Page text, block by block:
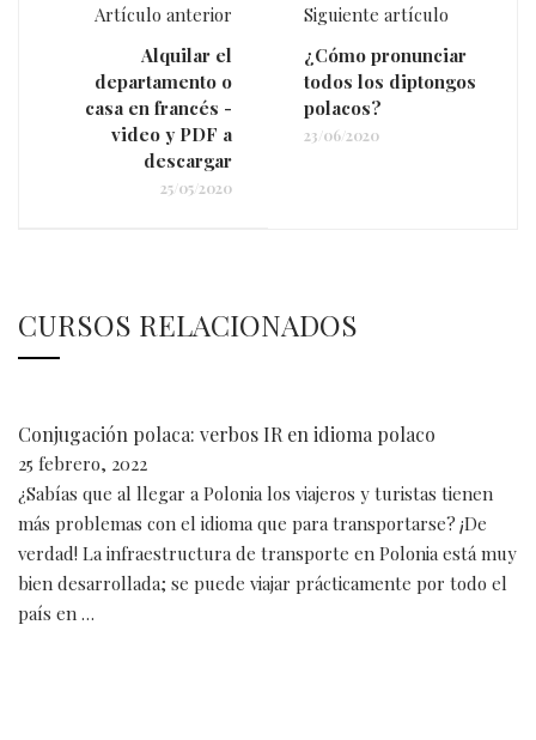
Artículo anterior
Alquilar el
departamento o
casa en francés -
video y PDF a
descargar
25/05/2020
Siguiente artículo
¿Cómo pronunciar
todos los diptongos
polacos?
23/06/2020
CURSOS RELACIONADOS
Conjugación polaca: verbos IR en idioma polaco
25 febrero, 2022
¿Sabías que al llegar a Polonia los viajeros y turistas tienen
más problemas con el idioma que para transportarse? ¡De
verdad! La infraestructura de transporte en Polonia está muy
bien desarrollada; se puede viajar prácticamente por todo el
país en …